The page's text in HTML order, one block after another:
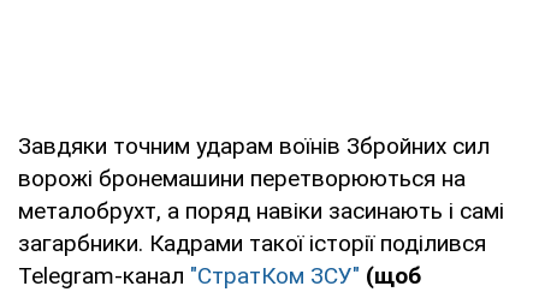
Завдяки точним ударам воїнів Збройних сил
ворожі бронемашини перетворюються на
металобрухт, а поряд навіки засинають і самі
загарбники. Кадрами такої історії поділився
Telegram-канал "СтратКом ЗСУ" (щоб